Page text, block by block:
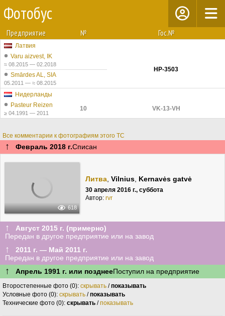
Фотобус
Предприятие № Гос.№
Латвия
Varu aizvest, IK
≈ 08.2015 — 02.2018
HP-3503
Smārdes AL, SIA
05.2011 — ≈ 08.2015
Нидерланды
Pasteur Reizen
≥ 04.1991 — 2011
10 VK-13-VH
Все комментарии к фотографиям этого ТС
↑ Февраль 2018 г.Списан
618
Литва, Vilnius, Kernavės gatvė
30 апреля 2016 г., суббота
Автор: rvr
↑
Август 2015 г. (примерно)
Передан в другое предприятие или на завод
↑
2011 г. — Май 2011 г.
Передан в другое предприятие или на завод
↑ Апрель 1991 г. или позднееПоступил на предприятие
Второстепенные фото (0): скрывать /показывать
Условные фото (0): скрывать /показывать
Технические фото (0): скрывать /показывать